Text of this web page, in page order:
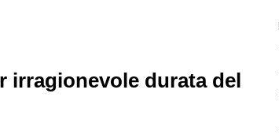
irragionevole durata del